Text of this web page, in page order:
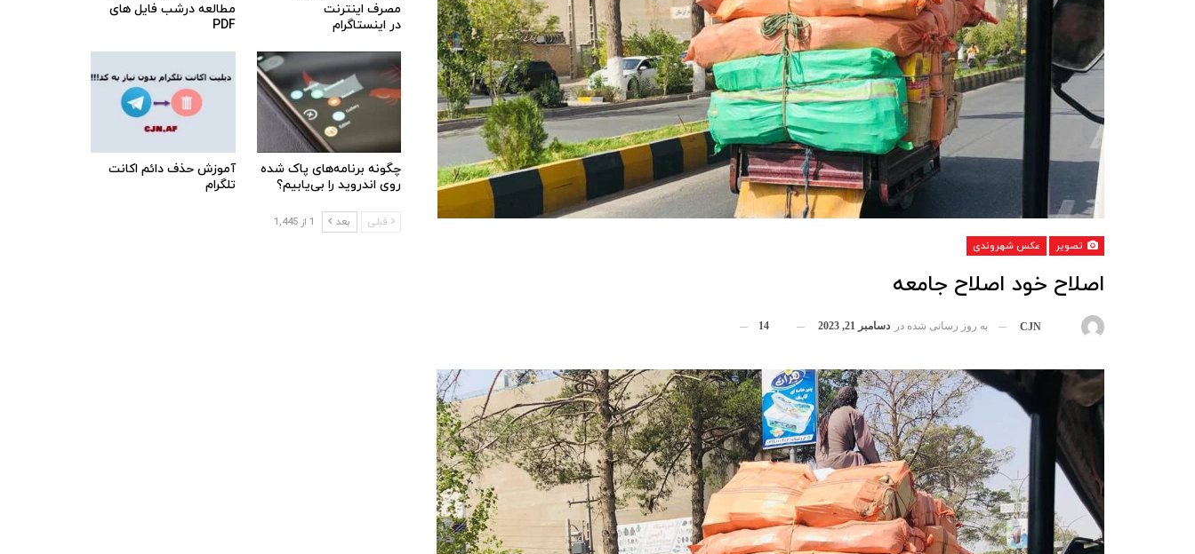
تصویر عکس شهروندی
اصلاح خود اصلاح جامعه
CJN به روز رسانی شده در دسامبر 21, 2023 14
مصرف اینترنت
در اینستاگرام
مطالعه درشب فایل های
PDF
چگونه برنامه‌های پاک شده
روی اندروید را بی‌یابیم؟
آموزش حذف دائم اکانت
تلگرام
قبلی بعد 1 از 1,445